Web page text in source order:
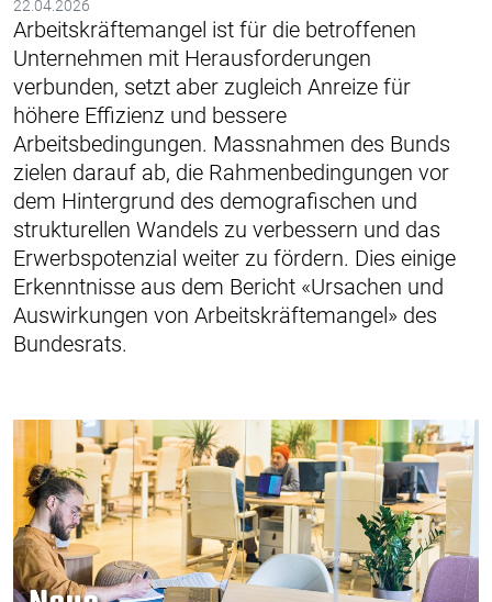
22.04.2026
Arbeitskräftemangel ist für die betroffenen
Unternehmen mit Herausforderungen
verbunden, setzt aber zugleich Anreize für
höhere Effizienz und bessere
Arbeitsbedingungen. Massnahmen des Bunds
zielen darauf ab, die Rahmenbedingungen vor
dem Hintergrund des demografischen und
strukturellen Wandels zu verbessern und das
Erwerbspotenzial weiter zu fördern. Dies einige
Erkenntnisse aus dem Bericht «Ursachen und
Auswirkungen von Arbeitskräftemangel» des
Bundesrats.